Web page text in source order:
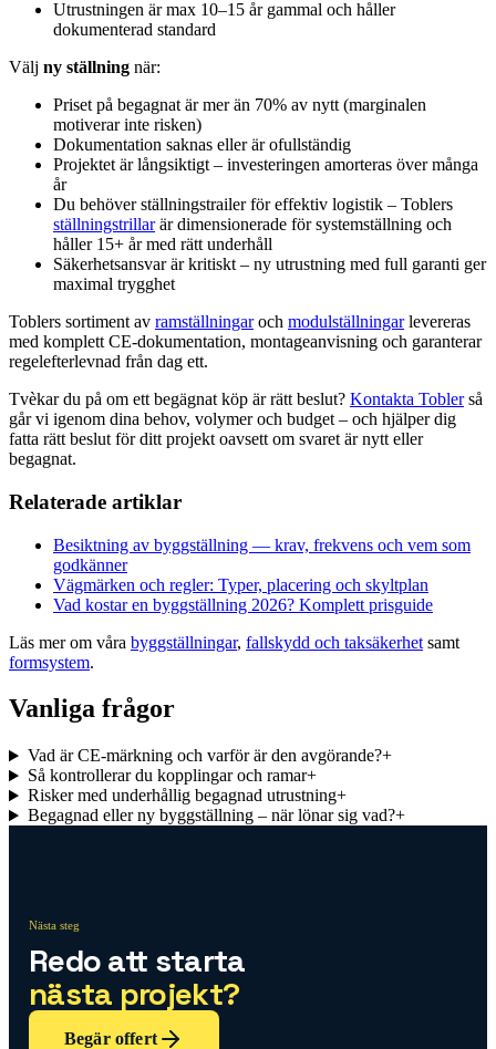
Utrustningen är max 10–15 år gammal och håller
dokumenterad standard
Välj ny ställning när:
Priset på begagnat är mer än 70% av nytt (marginalen
motiverar inte risken)
Dokumentation saknas eller är ofullständig
Projektet är långsiktigt – investeringen amorteras över många
år
Du behöver ställningstrailer för effektiv logistik – Toblers
ställningstrillarär dimensionerade för systemställning och
håller 15+ år med rätt underhåll
Säkerhetsansvar är kritiskt – ny utrustning med full garanti ger
maximal trygghet
Toblers sortiment av ramställningaroch modulställningarlevereras
med komplett CE-dokumentation, montageanvisning och garanterar
regelefterlevnad från dag ett.
Tvèkar du på om ett begägnat köp är rätt beslut? Kontakta Toblerså
går vi igenom dina behov, volymer och budget – och hjälper dig
fatta rätt beslut för ditt projekt oavsett om svaret är nytt eller
begagnat.
Relaterade artiklar
Besiktning av byggställning — krav, frekvens och vem som
godkänner
Vägmärken och regler: Typer, placering och skyltplan
Vad kostar en byggställning 2026? Komplett prisguide
Läs mer om våra byggställningar, fallskydd och taksäkerhet samt
formsystem.
Vanliga frågor
Vad är CE-märkning och varför är den avgörande?+
Så kontrollerar du kopplingar och ramar+
Risker med underhållig begagnad utrustning+
Begagnad eller ny byggställning – när lönar sig vad?+
Nästa steg
Redo att starta
nästa projekt?
Begär offert